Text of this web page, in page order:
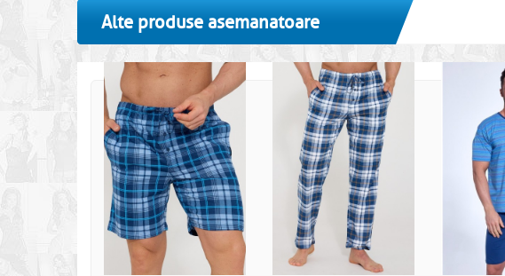
Alte produse asemanatoare